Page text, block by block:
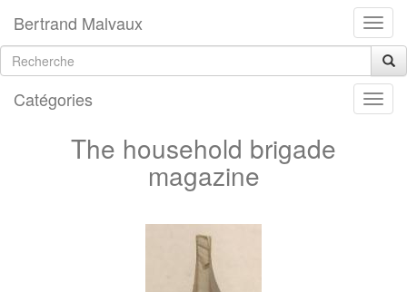
Bertrand Malvaux
Catégories
The household brigade
magazine